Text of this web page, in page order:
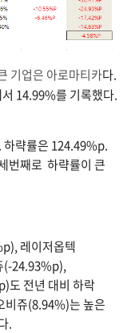
기업은 아로마티카다.
14.99%를 기록했다.
하략률은 124.49%p.
번째로 하략률이 큰
레이저옵텍
(-24.93%p),
도 전년 대비 하락
비쥬(8.94%)는 높은
.